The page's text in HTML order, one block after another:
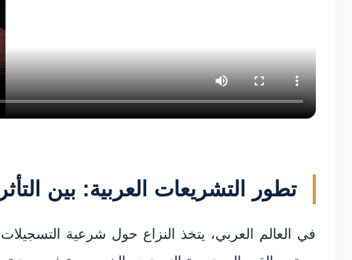
تطور التشريعات العربية: بين
في العالم العربي، يتخذ النزاع حول شرعية